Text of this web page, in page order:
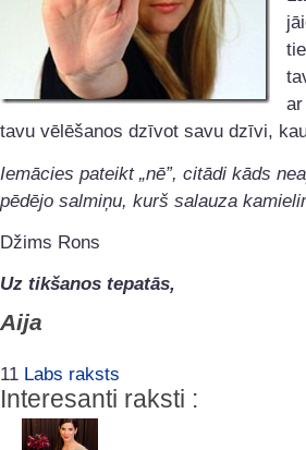
tavu vēlēšanos dzīvot savu dzīvi,
Iemācies pateikt „nē”, citādi kāds
pēdējo salmiņu, kurš salauza
Džims Rons
Uz tikšanos tepatās,
Aija
11 Labs raksts
Interesanti raksti :